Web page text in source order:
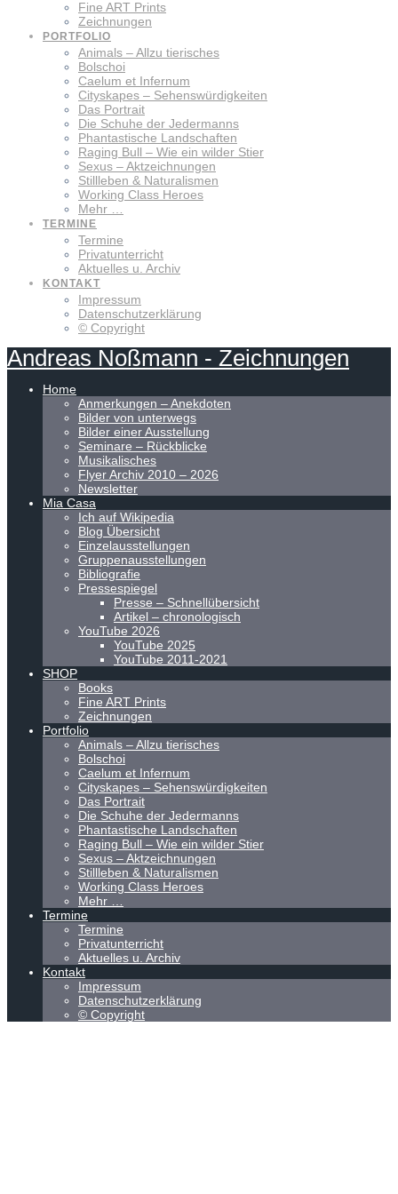
Fine ART Prints
Zeichnungen
PORTFOLIO
Animals – Allzu tierisches
Bolschoi
Caelum et Infernum
Cityskapes – Sehenswürdigkeiten
Das Portrait
Die Schuhe der Jedermanns
Phantastische Landschaften
Raging Bull – Wie ein wilder Stier
Sexus – Aktzeichnungen
Stillleben & Naturalismen
Working Class Heroes
Mehr …
TERMINE
Termine
Privatunterricht
Aktuelles u. Archiv
KONTAKT
Impressum
Datenschutzerklärung
© Copyright
Andreas Noßmann - Zeichnungen
Home
Anmerkungen – Anekdoten
Bilder von unterwegs
Bilder einer Ausstellung
Seminare – Rückblicke
Musikalisches
Flyer Archiv 2010 – 2026
Newsletter
Mia Casa
Ich auf Wikipedia
Blog Übersicht
Einzelausstellungen
Gruppenausstellungen
Bibliografie
Pressespiegel
Presse – Schnellübersicht
Artikel – chronologisch
YouTube 2026
YouTube 2025
YouTube 2011-2021
SHOP
Books
Fine ART Prints
Zeichnungen
Portfolio
Animals – Allzu tierisches
Bolschoi
Caelum et Infernum
Cityskapes – Sehenswürdigkeiten
Das Portrait
Die Schuhe der Jedermanns
Phantastische Landschaften
Raging Bull – Wie ein wilder Stier
Sexus – Aktzeichnungen
Stillleben & Naturalismen
Working Class Heroes
Mehr …
Termine
Termine
Privatunterricht
Aktuelles u. Archiv
Kontakt
Impressum
Datenschutzerklärung
© Copyright